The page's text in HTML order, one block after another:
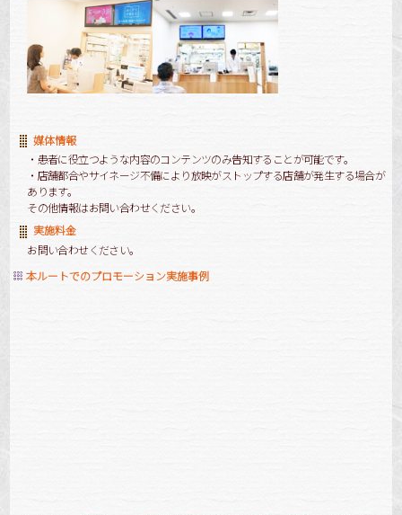
媒体情報
・患者に役立つような内容のコンテンツのみ告知することが可能です。
・店舗都合やサイネージ不備により放映がストップする店舗が発生する場合が
あります。
その他情報はお問い合わせください。
実施料金
お問い合わせください。
本ルートでのプロモーション実施事例